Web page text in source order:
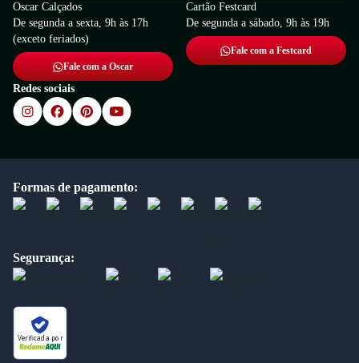
Oscar Calçados
De segunda a sexta, 9h às 17h
(exceto feriados)
Fale com a Oscar
Cartão Festcard
De segunda a sábado, 9h às 19h
Fale com a Festcard
Redes sociais
Formas de pagamento:
Segurança:
Verificada por